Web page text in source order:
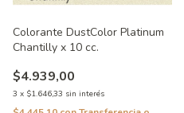
Colorante DustColor Platinum
Chantilly x 10 cc.
$4.939,00
3 x $1.646,33 sin interés